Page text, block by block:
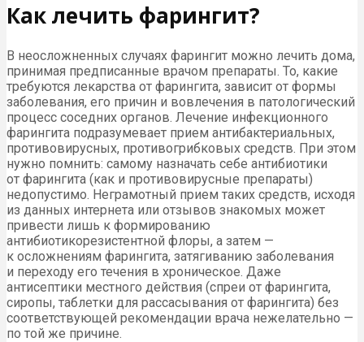
Как лечить фарингит?
В неосложненных случаях фарингит можно лечить дома,
принимая предписанные врачом препараты. То, какие
требуются лекарства от фарингита, зависит от формы
заболевания, его причин и вовлечения в патологический
процесс соседних органов. Лечение инфекционного
фарингита подразумевает прием антибактериальных,
противовирусных, противогрибковых средств. При этом
нужно помнить: самому назначать себе антибиотики
от фарингита (как и противовирусные препараты)
недопустимо. Неграмотный прием таких средств, исходя
из данных интернета или отзывов знакомых может
привести лишь к формированию
антибиотикорезистентной флоры, а затем —
к осложнениям фарингита, затягиванию заболевания
и переходу его течения в хроническое. Даже
антисептики местного действия (спреи от фарингита,
сиропы, таблетки для рассасывания от фарингита) без
соответствующей рекомендации врача нежелательно —
по той же причине.